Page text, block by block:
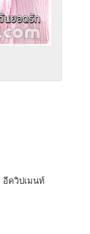
ควิปเมนท์